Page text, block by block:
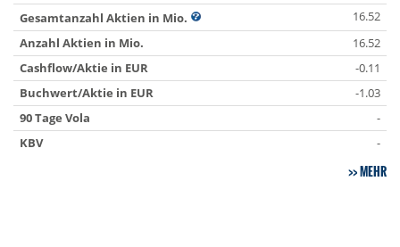
Gesamtanzahl Aktien in Mio.
16.52
Anzahl Aktien in Mio.
16.52
Cashflow/Aktie in EUR
-0.11
Buchwert/Aktie in EUR
-1.03
90 Tage Vola
-
KBV
-
MEHR